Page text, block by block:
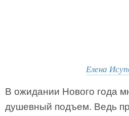
Елена
В ожидании Нового года
душевный подъем. Ведь